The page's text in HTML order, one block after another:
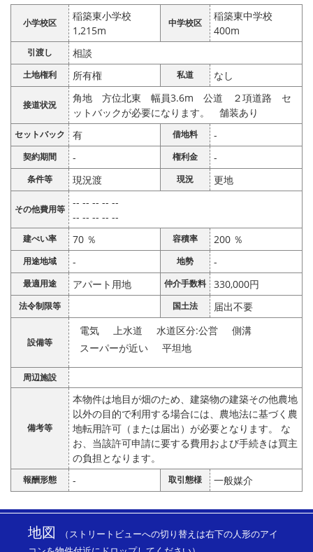
小学校区
稲築東小学校
1,215m
中学校区
稲築東中学校
400m
引渡し 相談
土地権利 所有権 私道 なし
接道状況
角地 方位北東 幅員3.6m 公道 ２項道路 セ
ットバックが必要になります。 舗装あり
セットバック 有 借地料 -
契約期間 - 権利金 -
条件等 現況渡 現況 更地
その他費用等
-- -- -- -- --
-- -- -- -- --
建ぺい率 70 ％ 容積率 200 ％
用途地域 - 地勢 -
最適用途 アパート用地 仲介手数料 330,000円
法令制限等 国土法 届出不要
設備等
電気 上水道 水道区分:公営
側溝
スーパーが近い
平坦地
周辺施設
備考等
本物件は地目が畑のため、建築物の建築その他農地
以外の目的で利用する場合には、農地法に基づく農
地転用許可（または届出）が必要となります。 な
お、当該許可申請に要する費用および手続きは買主
の負担となります。
報酬形態 - 取引態様 一般媒介
地図
（ストリートビューへの切り替えは右下の人形のアイ